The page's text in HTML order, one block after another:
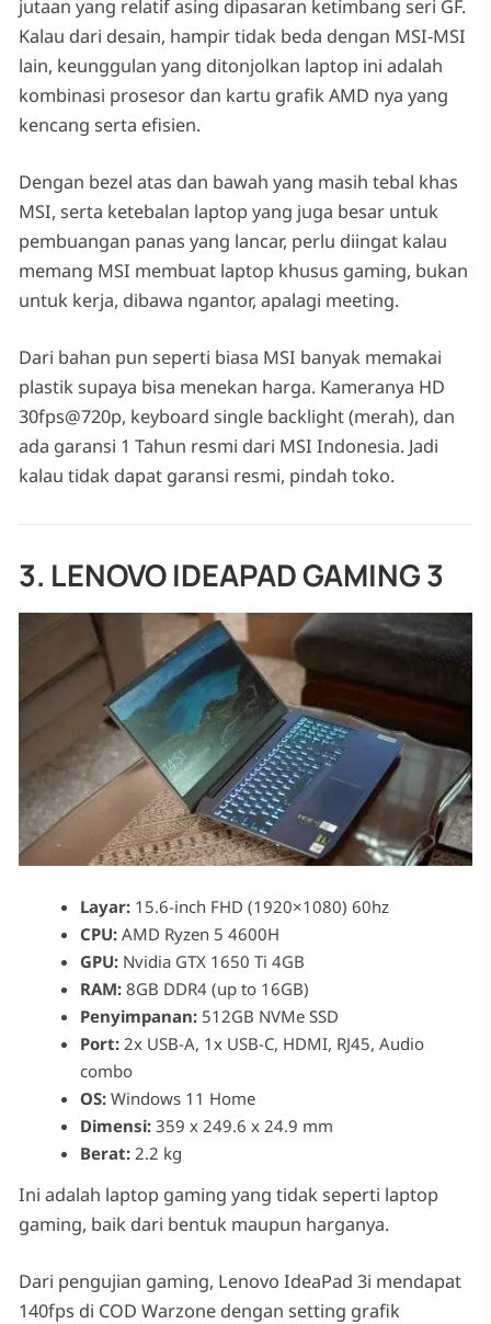
jutaan yang relatif asing dipasaran ketimbang seri GF.
Kalau dari desain, hampir tidak beda dengan MSI-MSI
lain, keunggulan yang ditonjolkan laptop ini adalah
kombinasi prosesor dan kartu grafik AMD nya yang
kencang serta efisien.
Dengan bezel atas dan bawah yang masih tebal khas
MSI, serta ketebalan laptop yang juga besar untuk
pembuangan panas yang lancar, perlu diingat kalau
memang MSI membuat laptop khusus gaming, bukan
untuk kerja, dibawa ngantor, apalagi meeting.
Dari bahan pun seperti biasa MSI banyak memakai
plastik supaya bisa menekan harga. Kameranya HD
30fps@720p, keyboard single backlight (merah), dan
ada garansi 1 Tahun resmi dari MSI Indonesia. Jadi
kalau tidak dapat garansi resmi, pindah toko.
3. LENOVO IDEAPAD GAMING 3
Layar: 15.6-inch FHD (1920×1080) 60hz
CPU: AMD Ryzen 5 4600H
GPU: Nvidia GTX 1650 Ti 4GB
RAM: 8GB DDR4 (up to 16GB)
Penyimpanan: 512GB NVMe SSD
Port: 2x USB-A, 1x USB-C, HDMI, RJ45, Audio
combo
OS: Windows 11 Home
Dimensi: 359 x 249.6 x 24.9 mm
Berat: 2.2 kg
Ini adalah laptop gaming yang tidak seperti laptop
gaming, baik dari bentuk maupun harganya.
Dari pengujian gaming, Lenovo IdeaPad 3i mendapat
140fps di COD Warzone dengan setting grafik